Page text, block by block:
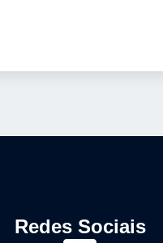
Redes Sociais